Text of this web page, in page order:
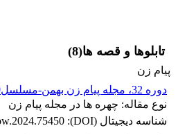
تابلوها و قصه ها(8)
پیام زن
دوره 32، مجله پیام زن بهمن-مسلسل359 سال 1402
نوع مقاله: چهره ها در مجله پیام زن
شناسه دیجیتال (DOI):